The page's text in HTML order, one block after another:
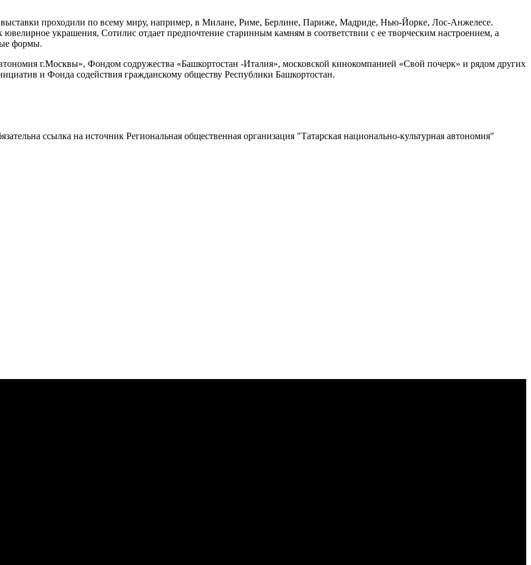
выставки проходили по всему миру, например, в Милане, Риме, Берлине, Париже, Мадриде, Нью-Йорке, Лос-Анжелесе.
украшения, Сотилис отдает предпочтение старинным камням в соответствии с ее творческим настроением, а
формы.
г.Москвы», Фондом содружества «Башкортостан -Италия», московской кинокомпанией «Свой почерк» и рядом других
и Фонда содействия гражданскому обществу Республики Башкортостан.
ссылка на источник Региональная общественная организация "Татарская национально-культурная автономия"